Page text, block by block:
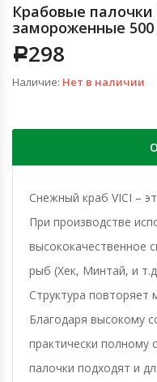
Крабовые
замороженные 500
Р298
Наличие: Нет в наличии
Снежный краб VICI –
При производстве
высококачественное
рыб (Хек, Минтай, и
Структура повторяет
Благодаря высокому
практически полному
палочки подходят и